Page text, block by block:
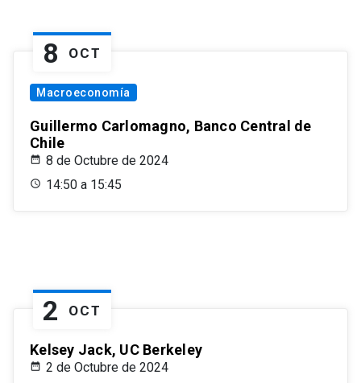
8 OCT
Macroeconomía
Guillermo Carlomagno, Banco Central de
Chile
8 de Octubre de 2024
14:50 a 15:45
2 OCT
Kelsey Jack, UC Berkeley
2 de Octubre de 2024